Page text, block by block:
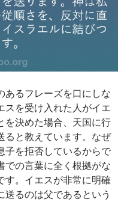
あるフレーズを口にしな
スを受け入れた人がイエ
を決めた場合、天国に行
ると教えています。なぜ
子を拒否しているからで
での言葉に全く根拠がな
す。イエスが非常に明確
るのは父であるという